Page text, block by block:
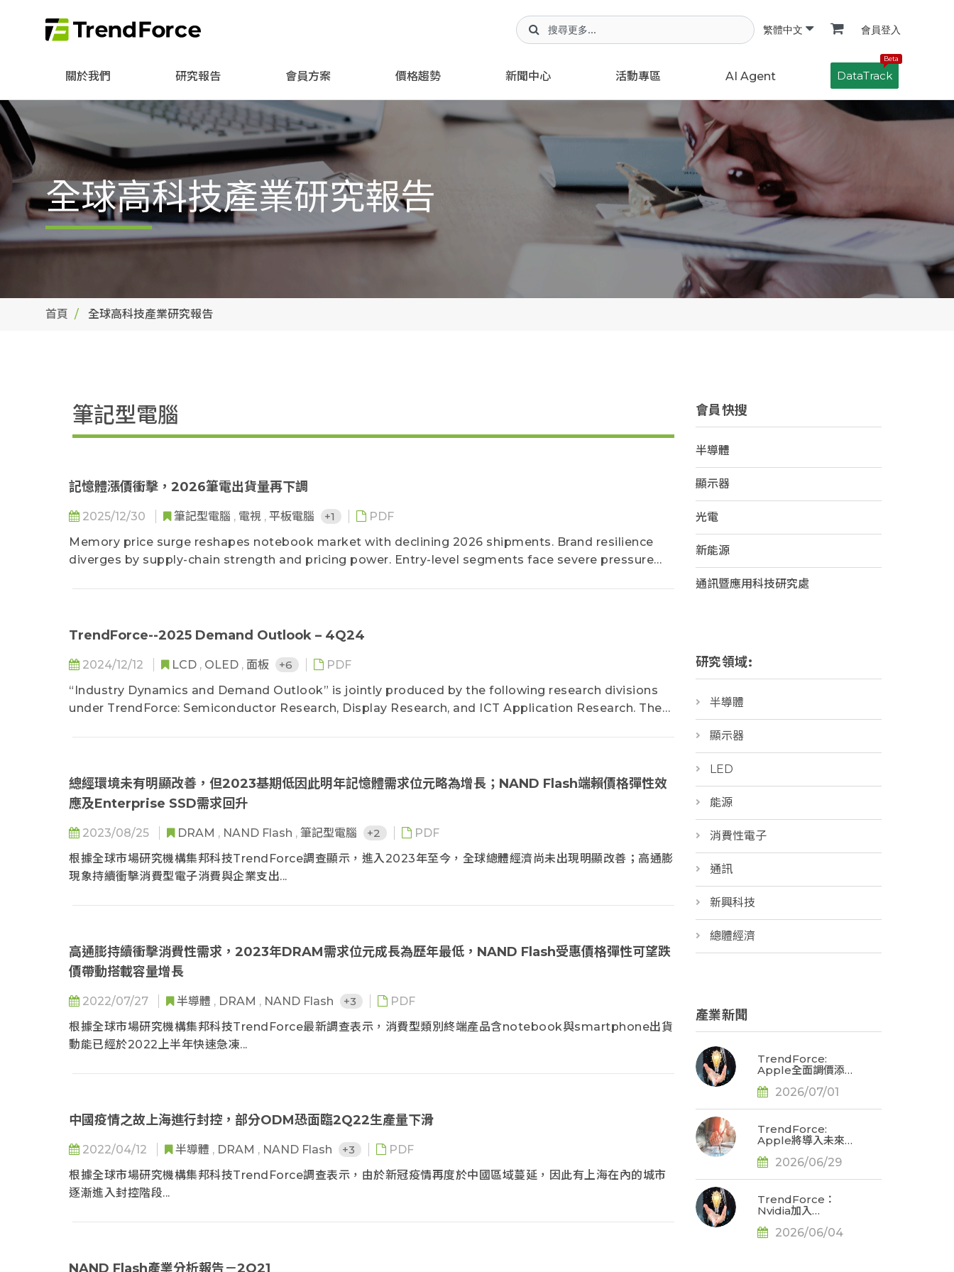
繁體中文 會員登入
關於我們 研究報告 會員方案 價格趨勢 新聞中心 活動專區 AI Agent
Beta
DataTrack
全球高科技產業研究報告
首頁 全球高科技產業研究報告
筆記型電腦
記憶體漲價衝擊，2026筆電出貨量再下調
2025/12/30 筆記型電腦 , 電視 , 平板電腦 +1
PDF
Memory price surge reshapes notebook market with declining 2026 shipments. Brand resilience
diverges by supply-chain strength and pricing power. Entry-level segments face severe pressure
TrendForce--2025 Demand Outlook – 4Q24
2024/12/12 LCD , OLED , 面板 +6
PDF
“Industry Dynamics and Demand Outlook” is jointly produced by the following research divisions
under TrendForce: Semiconductor Research, Display Research, and ICT Application Research. The
forecasts on the industry.
Content:
1. AI Servers
2. Servers
3. Wearables
4. Notebooks
7. Automotive Applications
8. Tablets
9. Televisions
總經環境未有明顯改善，但2023基期低因此明年記憶體需求位元略為增長；NAND Flash端賴價格彈性效
應及Enterprise SSD需求回升
2023/08/25 DRAM , NAND Flash , 筆記型電腦 +2
PDF
根據全球市場研究機構集邦科技TrendForce調查顯示，進入2023年至今，全球總體經濟尚未出現明顯改善；高通膨
現象持續衝擊消費型電子消費與企業支出...
高通膨持續衝擊消費性需求，2023年DRAM需求位元成長為歷年最低，NAND Flash受惠價格彈性可望跌
價帶動搭載容量增長
2022/07/27 半導體 , DRAM , NAND Flash +3
PDF
根據全球市場研究機構集邦科技TrendForce最新調查表示，消費型類別終端產品含notebook與smartphone出貨
動能已經於2022上半年快速急凍...
中國疫情之故上海進行封控，部分ODM恐面臨2Q22生產量下滑
2022/04/12 半導體 , DRAM , NAND Flash +3
PDF
根據全球市場研究機構集邦科技TrendForce調查表示，由於新冠疫情再度於中國區域蔓延，因此有上海在內的城市
逐漸進入封控階段...
NAND Flash產業分析報告－2Q21
會員快搜
半導體
顯示器
光電
新能源
通訊暨應用科技研究處
研究領域:
半導體
顯示器
LED
能源
消費性電子
通訊
新興科技
總體經濟
產業新聞
TrendForce:
Apple全面調價添消
2026年全球筆電出
2026/07/01
TrendForce:
Apple將導入未來顯
構OLED發光材料體
2026/06/29
TrendForce：
Nvidia加入
陣營，推升Arm架構
2026/06/04